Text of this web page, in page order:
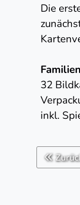
Die
32
inkl.